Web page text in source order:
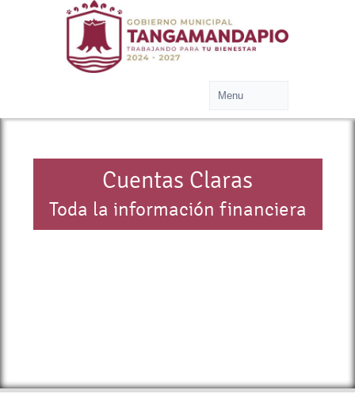
Cuentas Claras
Toda la información financiera